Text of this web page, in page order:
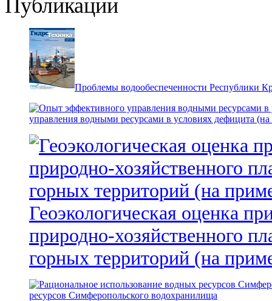
Публикации
Проблемы водообеспеченности Республики
управления водными ресурсами в условиях дефицита
Геоэкологическая оценка
природно-хозяйственного
горных территорий (на
ресурсов Симферопольского водохранилища